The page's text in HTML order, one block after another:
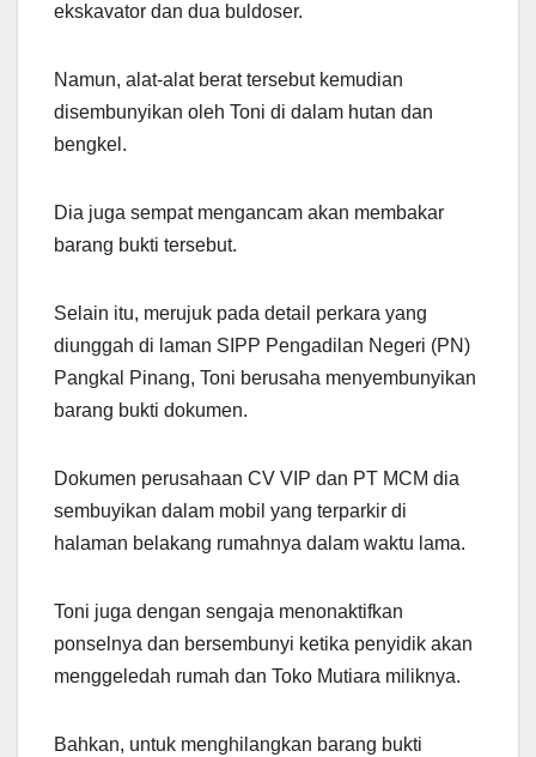
ekskavator dan dua buldoser.
Namun, alat-alat berat tersebut kemudian
disembunyikan oleh Toni di dalam hutan dan
bengkel.
Dia juga sempat mengancam akan membakar
barang bukti tersebut.
Selain itu, merujuk pada detail perkara yang
diunggah di laman SIPP Pengadilan Negeri (PN)
Pangkal Pinang, Toni berusaha menyembunyikan
barang bukti dokumen.
Dokumen perusahaan CV VIP dan PT MCM dia
sembuyikan dalam mobil yang terparkir di
halaman belakang rumahnya dalam waktu lama.
Toni juga dengan sengaja menonaktifkan
ponselnya dan bersembunyi ketika penyidik akan
menggeledah rumah dan Toko Mutiara miliknya.
Bahkan, untuk menghilangkan barang bukti